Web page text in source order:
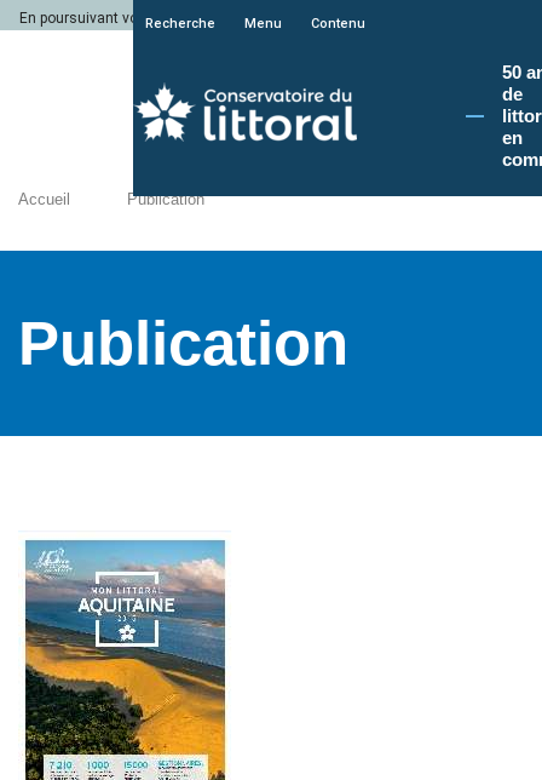
En poursuivant votre navigation sur le site du Conservatoire du littoral, vous
Recherche Menu Contenu
50
de
en
Accueil Publication
Publication